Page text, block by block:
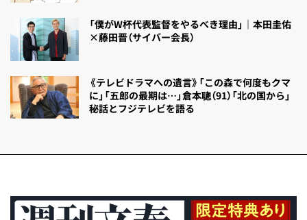
「僕がW杯代表監督をやるべき理由」｜本田圭佑
×藤田晋（サイバー会長）
《テレビドラマへの遺言》「この森で何度もクマ
に」「五郎の最期は…」倉本聰（91）「北の国から」
秘話とフジテレビを語る